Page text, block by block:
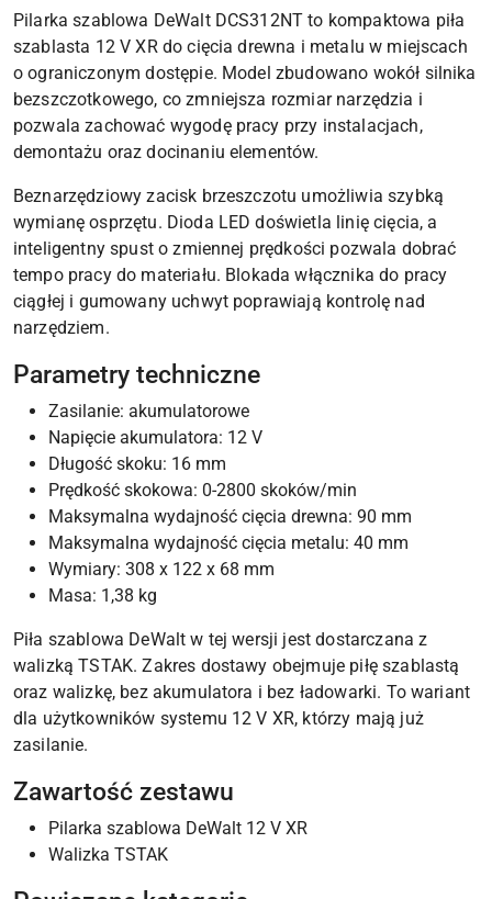
Pilarka szablowa DeWalt DCS312NT to kompaktowa piła
szablasta 12 V XR do cięcia drewna i metalu w miejscach
o ograniczonym dostępie. Model zbudowano wokół silnika
bezszczotkowego, co zmniejsza rozmiar narzędzia i
pozwala zachować wygodę pracy przy instalacjach,
demontażu oraz docinaniu elementów.
Beznarzędziowy zacisk brzeszczotu umożliwia szybką
wymianę osprzętu. Dioda LED doświetla linię cięcia, a
inteligentny spust o zmiennej prędkości pozwala dobrać
tempo pracy do materiału. Blokada włącznika do pracy
ciągłej i gumowany uchwyt poprawiają kontrolę nad
narzędziem.
Parametry techniczne
Zasilanie: akumulatorowe
Napięcie akumulatora: 12 V
Długość skoku: 16 mm
Prędkość skokowa: 0-2800 skoków/min
Maksymalna wydajność cięcia drewna: 90 mm
Maksymalna wydajność cięcia metalu: 40 mm
Wymiary: 308 x 122 x 68 mm
Masa: 1,38 kg
Piła szablowa DeWalt w tej wersji jest dostarczana z
walizką TSTAK. Zakres dostawy obejmuje piłę szablastą
oraz walizkę, bez akumulatora i bez ładowarki. To wariant
dla użytkowników systemu 12 V XR, którzy mają już
zasilanie.
Zawartość zestawu
Pilarka szablowa DeWalt 12 V XR
Walizka TSTAK